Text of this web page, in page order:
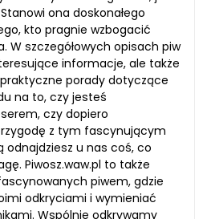
ona doskonałego
kto pragnie wzbogacić
W szczegółowych opisach piw
informacje, ale także
porady dotyczące
na to, czy jesteś
czy dopiero
z tym fascynującym
odnajdziesz u nas coś, co
Piwosz.waw.pl to także
piwem, gdzie
odkryciami i wymieniać
Wspólnie odkrywamy